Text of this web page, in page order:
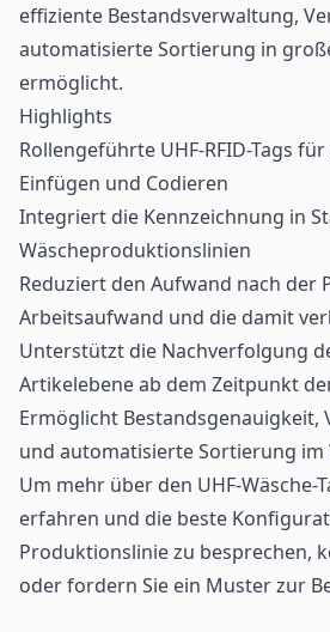
effiziente Bestandsverwaltung,
automatisierte Sortierung in
ermöglicht.
Highlights
Rollengeführte UHF-RFID-Tags
Einfügen und Codieren
Integriert die Kennzeichnung in
Wäscheproduktionslinien
Reduziert den Aufwand nach der
Arbeitsaufwand und die damit
Unterstützt die Nachverfolgung
Artikelebene ab dem Zeitpunkt
Ermöglicht Bestandsgenauigkeit,
und automatisierte Sortierung im
Um mehr über den UHF-Wäsche-
erfahren und die beste
Produktionslinie zu besprechen,
oder fordern Sie ein Muster zur